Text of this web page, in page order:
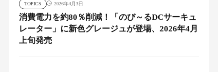
TOPICS 2026年4月3日
消費電力を約80％削減！「のび～るDCサーキュ
レーター」に新色グレージュが登場、2026年4月
上旬発売